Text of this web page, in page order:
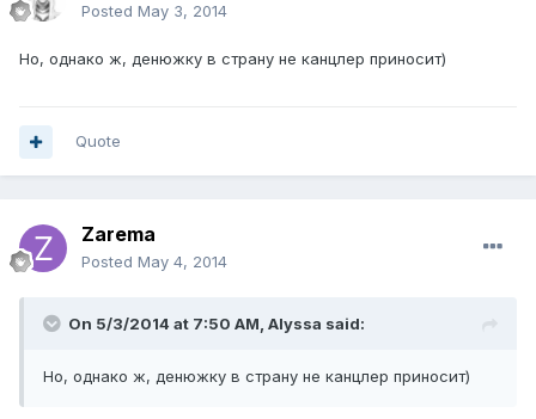
Posted May 3, 2014
Но, однако ж, денюжку в страну не канцлер приносит)
Quote
Zarema
Posted May 4, 2014
On 5/3/2014 at 7:50 AM, Alyssa said:
Но, однако ж, денюжку в страну не канцлер приносит)